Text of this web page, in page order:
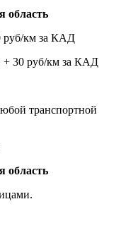
область
руб/км за КАД
30 руб/км за КАД
транспортной
область